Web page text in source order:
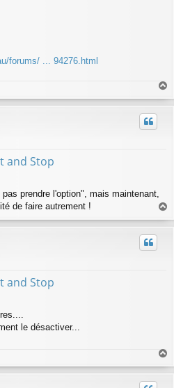
forums/ ... 94276.html
u
and Stop
prendre l'option", mais maintenant,
de faire autrement !
a
u
and Stop
le désactiver...
a
u